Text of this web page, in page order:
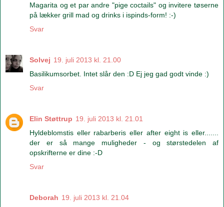
Magarita og et par andre "pige coctails" og invitere tøserne
på lækker grill mad og drinks i ispinds-form! :-)
Svar
Solvej 19. juli 2013 kl. 21.00
Basilikumsorbet. Intet slår den :D Ej jeg gad godt vinde :)
Svar
Elin Støttrup 19. juli 2013 kl. 21.01
Hyldeblomstis eller rabarberis eller after eight is eller.......
der er så mange muligheder - og størstedelen af
opskrifterne er dine :-D
Svar
Deborah 19. juli 2013 kl. 21.04